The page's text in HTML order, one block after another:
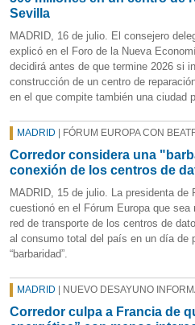
Sevilla
MADRID, 16 de julio. El consejero
explicó en el Foro de la Nueva
decidirá antes de que termine 2026 si
construcción de un centro de
en el que compite también una ciudad
MADRID | FÓRUM EUROPA CON
Corredor considera una
conexión de los centros de
MADRID, 15 de julio. La presidenta de
cuestionó en el Fórum Europa que
red de transporte de los centros de
al consumo total del país en un día de
“barbaridad”.
MADRID | NUEVO DESAYUNO
Corredor culpa a Francia de